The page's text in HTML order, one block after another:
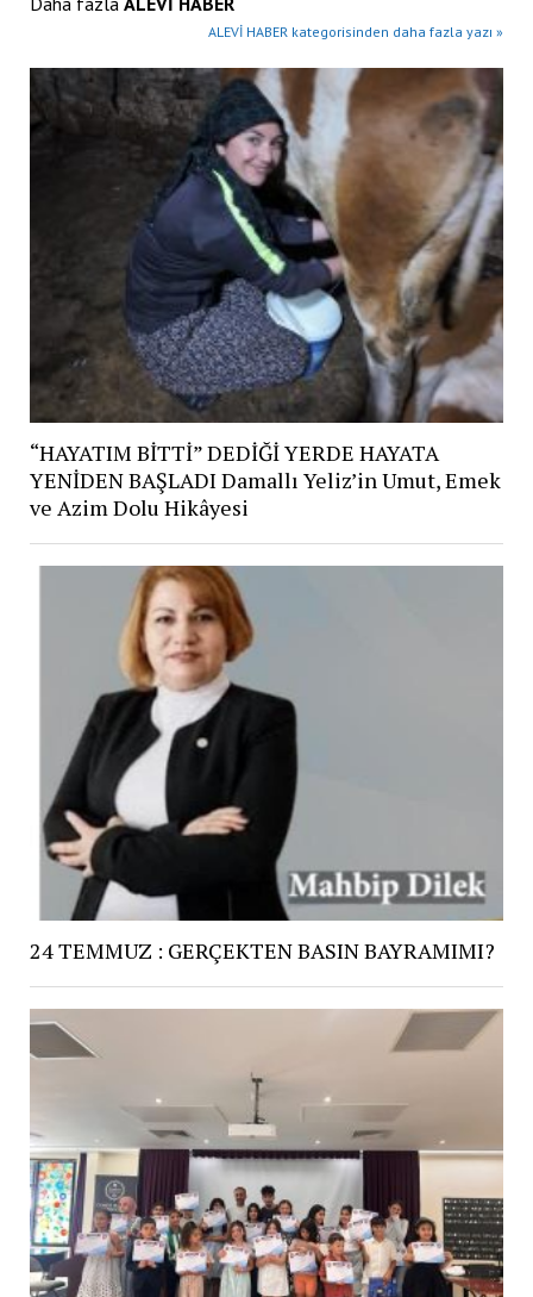
ALEVİ HABER kategorisinden daha fazla yazı »
“HAYATIM BİTTİ” DEDİĞİ YERDE HAYATA
YENİDEN BAŞLADI Damallı Yeliz’in Umut, Emek
ve Azim Dolu Hikâyesi
24 TEMMUZ : GERÇEKTEN BASIN BAYRAMIMI?